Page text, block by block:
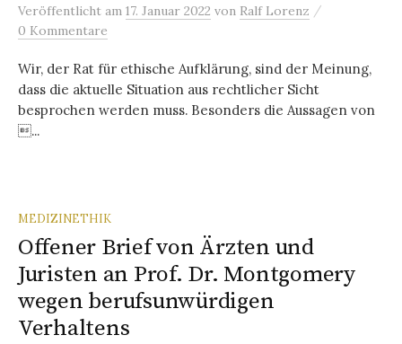
Veröffentlicht am 17. Januar 2022 von Ralf Lorenz /
0 Kommentare
Wir, der Rat für ethische Aufklärung, sind der Meinung,
dass die aktuelle Situation aus rechtlicher Sicht
besprochen werden muss. Besonders die Aussagen von
...
MEDIZINETHIK
Offener Brief von Ärzten und
Juristen an Prof. Dr. Montgomery
wegen berufsunwürdigen
Verhaltens